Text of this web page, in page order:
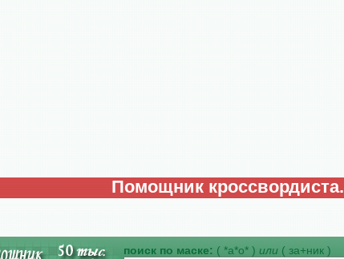
Помощник кроссвордиста.
поиск по маске: ( *а*о* ) или ( за+ник )